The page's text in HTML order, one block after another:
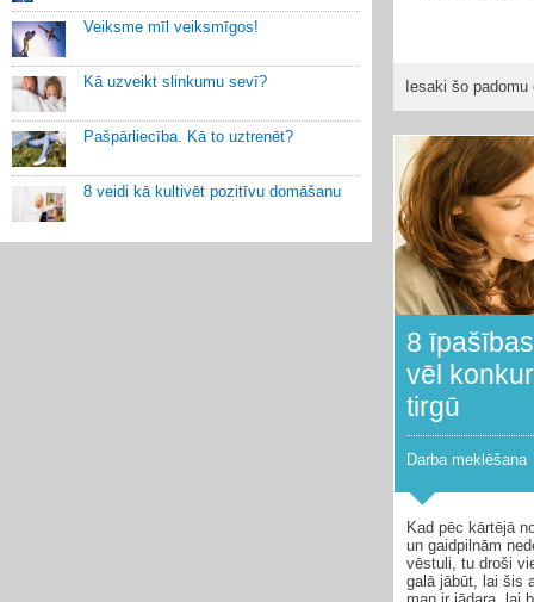
Veiksme mīl veiksmīgos!
Kā uzveikt slinkumu sevī?
Pašpārliecība. Kā to uztrenēt?
8 veidi kā kultivēt pozitīvu domāšanu
Iesaki šo
8
vēl
tirgū
Darba meklēšana
Kad pēc kārtējā
un gaidpilnām
vēstuli, tu droši
galā jābūt, lai šis